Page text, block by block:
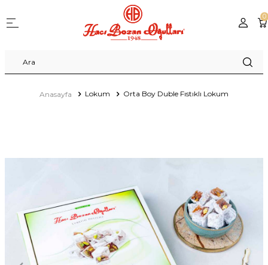
0
Anasayfa Lokum Orta Boy Duble Fıstıklı Lokum